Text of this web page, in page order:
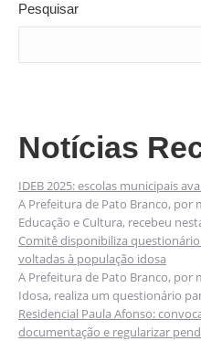
Pesquisar
Notícias
IDEB 2025: escolas municipais
A Prefeitura de Pato Branco, por
Educação e Cultura, recebeu
Comitê disponibiliza
voltadas à população idosa
A Prefeitura de Pato Branco, por
Idosa, realiza um questionário
Residencial Paula Afonso:
documentação e regularizar